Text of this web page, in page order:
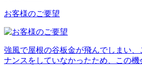
お客様のご要望
強風で屋根の谷板金が飛んでしまい
ナンスをしていなかったため、この